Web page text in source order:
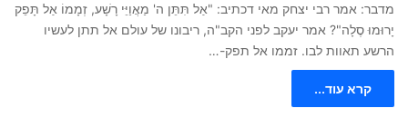
מדבר: אמר רבי יצחק מאי דכתיב: "אַל תִּתֵּן ה' מַאֲוַיֵּי רָשָׁע, זְמָמוֹ אַל תָּפֵק
יָרוּמוּ סֶלָה"? אמר יעקב לפני הקב"ה, ריבונו של עולם אל תתן לעשיו
הרשע תאוות לבו. זממו אל תפק-…
קרא עוד...